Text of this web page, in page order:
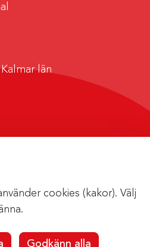
cookies (kakor). Välj
Godkänn alla
län